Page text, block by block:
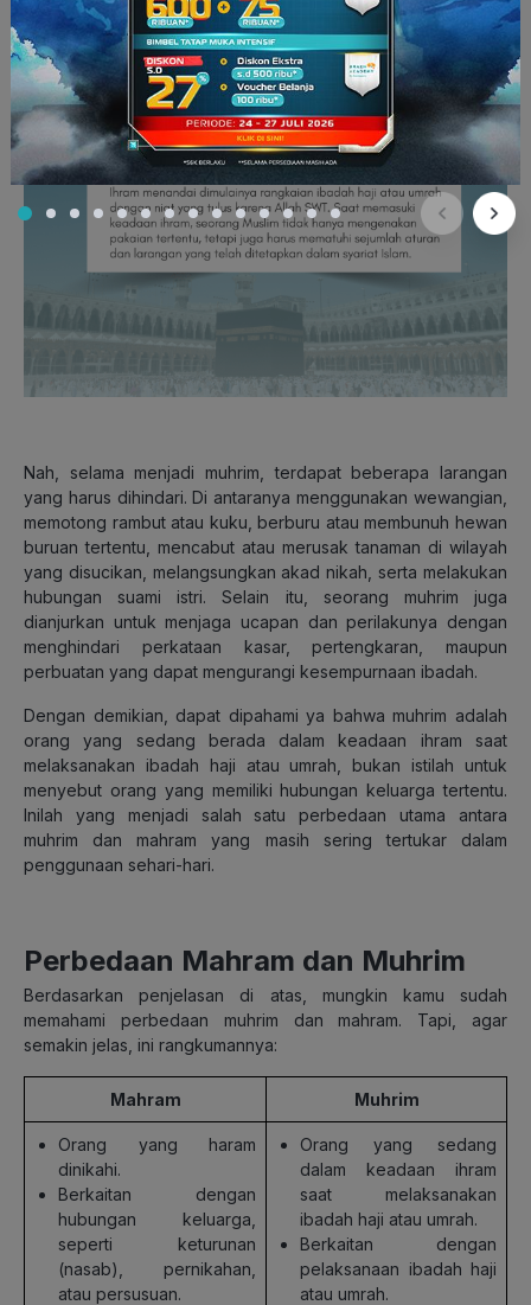
berakhirnya masa ihram, seseorang tidak lagi disebut sebagai
muhrim.
Nah, selama menjadi muhrim, terdapat beberapa larangan
yang harus dihindari. Di antaranya menggunakan wewangian,
memotong rambut atau kuku, berburu atau membunuh hewan
buruan tertentu, mencabut atau merusak tanaman di wilayah
yang disucikan, melangsungkan akad nikah, serta melakukan
hubungan suami istri. Selain itu, seorang muhrim juga
dianjurkan untuk menjaga ucapan dan perilakunya dengan
menghindari perkataan kasar, pertengkaran, maupun
perbuatan yang dapat mengurangi kesempurnaan ibadah.
Dengan demikian, dapat dipahami ya bahwa muhrim adalah
orang yang sedang berada dalam keadaan ihram saat
melaksanakan ibadah haji atau umrah, bukan istilah untuk
menyebut orang yang memiliki hubungan keluarga tertentu.
Inilah yang menjadi salah satu perbedaan utama antara
muhrim dan mahram yang masih sering tertukar dalam
penggunaan sehari-hari.
Perbedaan Mahram dan Muhrim
Berdasarkan penjelasan di atas, mungkin kamu sudah
memahami perbedaan muhrim dan mahram. Tapi, agar
semakin jelas, ini rangkumannya:
Mahram Muhrim
Orang yang haram
dinikahi.
Berkaitan dengan
hubungan keluarga,
seperti keturunan
(nasab), pernikahan,
atau persusuan.
Orang yang sedang
dalam keadaan ihram
saat melaksanakan
ibadah haji atau umrah.
Berkaitan dengan
pelaksanaan ibadah haji
atau umrah.